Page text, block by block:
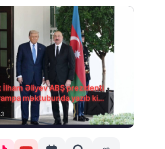
İlham Əliyev ABŞ prezidenti
məktubunda yazıb ki…